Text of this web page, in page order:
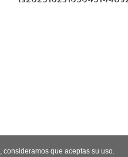
que aceptas su uso.